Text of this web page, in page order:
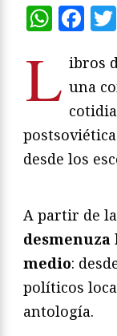
L ibros
una
desde los
A partir de
medio:
políticos
antología.